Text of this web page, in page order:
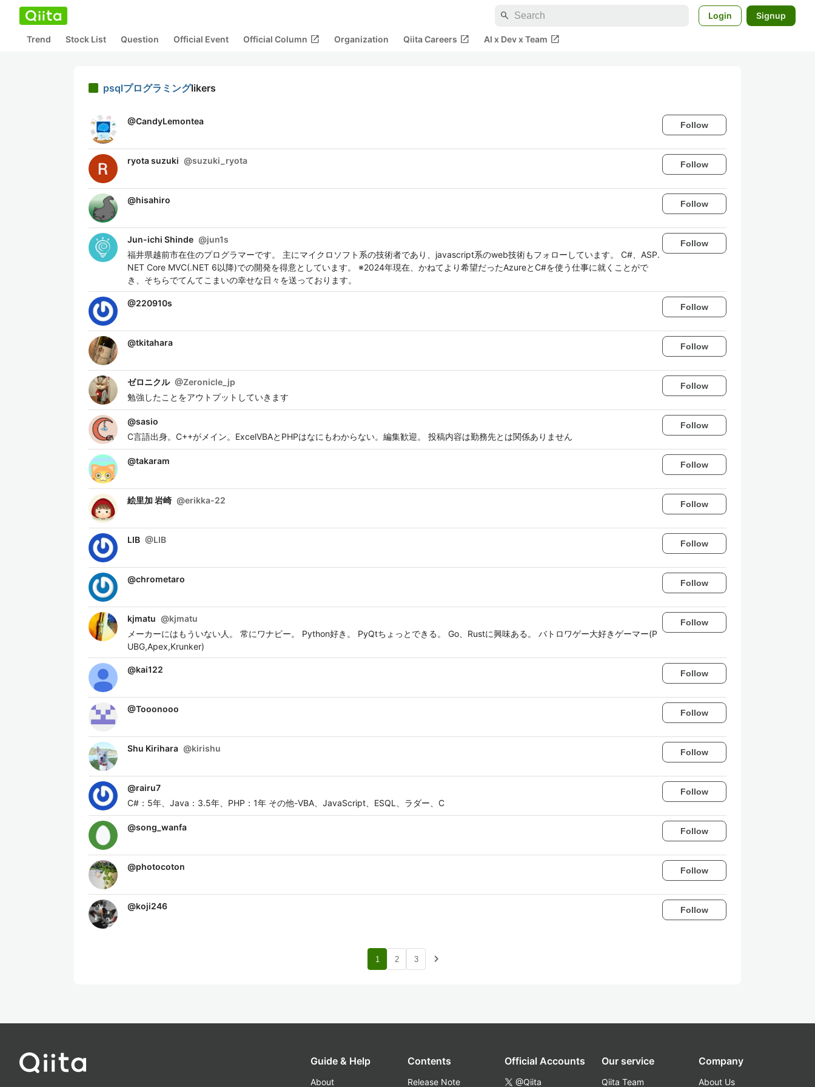
search Login Signup
Trend Stock List Question Official Event Official Column open_in_new Organization Qiita Careers open_in_new AI x Dev x Team open_in_new
psqlプログラミングlikers
@CandyLemontea Follow
ryota suzuki @suzuki_ryota Follow
@hisahiro Follow
Jun-ichi Shinde @jun1s
福井県越前市在住のプログラマーです。 主にマイクロソフト系の技術者であり、javascript系のweb技術もフォローしています。 C#、ASP.
NET Core MVC(.NET 6以降)での開発を得意としています。 ※2024年現在、かねてより希望だったAzureとC#を使う仕事に就くことがで
き、そちらでてんてこまいの幸せな日々を送っております。
Follow
@220910s Follow
@tkitahara Follow
ゼロニクル @Zeronicle_jp
勉強したことをアウトプットしていきます
Follow
@sasio
C言語出身。C++がメイン。ExcelVBAとPHPはなにもわからない。編集歓迎。 投稿内容は勤務先とは関係ありません
Follow
@takaram Follow
絵里加 岩崎 @erikka-22 Follow
LIB @LIB Follow
@chrometaro Follow
kjmatu @kjmatu
メーカーにはもういない人。 常にワナビー。 Python好き。 PyQtちょっとできる。 Go、Rustに興味ある。 バトロワゲー大好きゲーマー(P
UBG,Apex,Krunker)
Follow
@kai122 Follow
@Tooonooo Follow
Shu Kirihara @kirishu Follow
@rairu7
C#：5年、Java：3.5年、PHP：1年 その他-VBA、JavaScript、ESQL、ラダー、C
Follow
@song_wanfa Follow
@photocoton Follow
@koji246 Follow
1 2 3 navigate_next
Guide & Help
About
Contents
Release Note
Official Accounts
@Qiita
Our service
Qiita Team
Company
About Us